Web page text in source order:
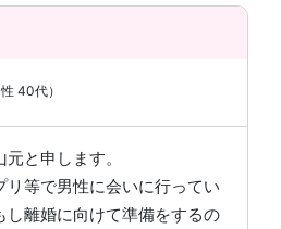
性 40代）
と申します。
リ等で男性に会いに行ってい
し離婚に向けて準備をするの